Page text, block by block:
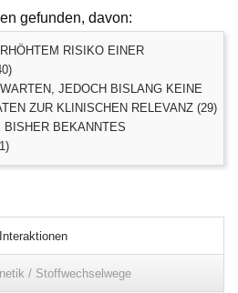
gefunden, davon:
RISIKO EINER
JEDOCH BISLANG KEINE
ZUR KLINISCHEN RELEVANZ (29)
BISHER BEKANNTES
Interaktionen
/ Stoffwechselwege